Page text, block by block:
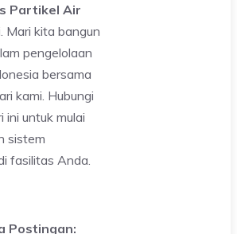
Partikel Air
Mari kita bangun
pengelolaan
bersama
kami. Hubungi
ini untuk mulai
sistem
fasilitas Anda.
Postingan: